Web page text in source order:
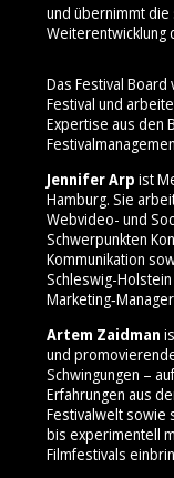
und übernimmt
Weiterentwicklung
Das Festival
Festival und
Expertise aus den
Jennifer Arp ist
Hamburg. Sie
Webvideo- und
Schwerpunkten
Kommunikation
Schleswig-Holstein
Artem Zaidman
und
Schwingungen –
Erfahrungen aus
Festivalwelt sowie
bis experimentell
Filmfestivals